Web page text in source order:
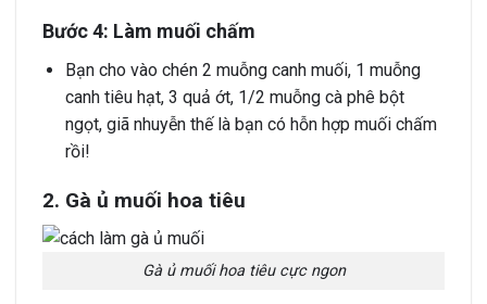
Bước 4: Làm muối chấm
Bạn cho vào chén 2 muỗng canh muối, 1 muỗng
canh tiêu hạt, 3 quả ớt, 1/2 muỗng cà phê bột
ngọt, giã nhuyễn thế là bạn có hỗn hợp muối chấm
rồi!
2. Gà ủ muối hoa tiêu
Gà ủ muối hoa tiêu cực ngon